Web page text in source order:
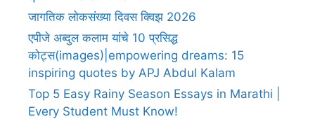
जागतिक लोकसंख्या दिवस क्विझ 2026
एपीजे अब्दुल कलाम यांचे 10 प्रसिद्ध
कोट्स(images)|empowering dreams: 15
inspiring quotes by APJ Abdul Kalam
Top 5 Easy Rainy Season Essays in Marathi |
Every Student Must Know!